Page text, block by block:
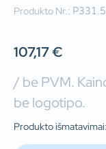
Produkto Nr.:
107,17€
/ be PVM.
be logotipo.
Produkto